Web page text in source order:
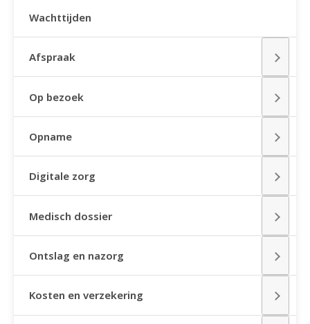
Wachttijden
Afspraak
Op bezoek
Opname
Digitale zorg
Medisch dossier
Ontslag en nazorg
Kosten en verzekering